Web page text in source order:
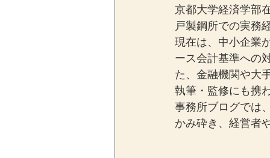
京都大学経済学部
戸製鋼所での実務
現在は、中小企業
ース会計基準への
た、金融機関や大
執筆・監修にも携
事務所ブログでは
かみ砕き、経営者